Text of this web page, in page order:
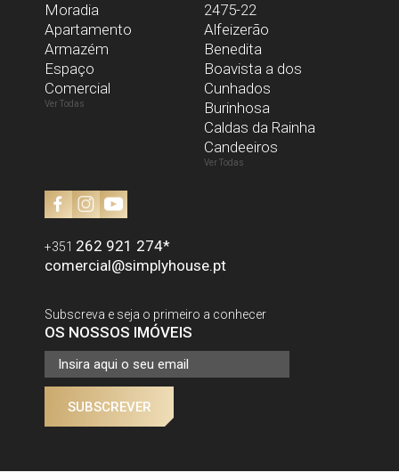
MENSAGEM
Li e aceito a Política de Privacidade
Moradia
Apartamento
Armazém
Espaço
Comercial
Ver Todas
2475-22
Alfeizerão
Benedita
Boavista a dos
Cunhados
Burinhosa
Caldas da Rainha
Candeeiros
Ver Todas
+351 262 921 274*
comercial@simplyhouse.pt
Subscreva e seja o primeiro a conhecer
OS NOSSOS IMÓVEIS
SUBSCREVER